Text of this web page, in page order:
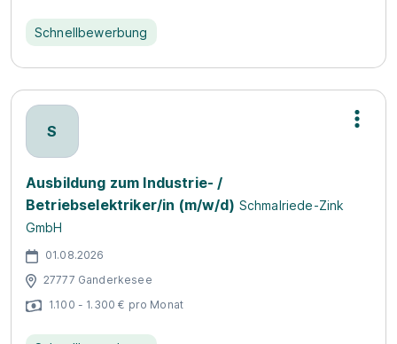
Schnellbewerbung
S
Ausbildung zum Industrie- /
Betriebselektriker/in (m/w/d) Schmalriede-Zink
GmbH
01.08.2026
27777 Ganderkesee
1.100 - 1.300 € pro Monat